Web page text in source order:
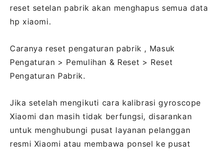
reset setelan pabrik akan menghapus semua data
hp xiaomi.
Caranya reset pengaturan pabrik , Masuk
Pengaturan > Pemulihan & Reset > Reset
Pengaturan Pabrik.
Jika setelah mengikuti cara kalibrasi gyroscope
Xiaomi dan masih tidak berfungsi, disarankan
untuk menghubungi pusat layanan pelanggan
resmi Xiaomi atau membawa ponsel ke pusat